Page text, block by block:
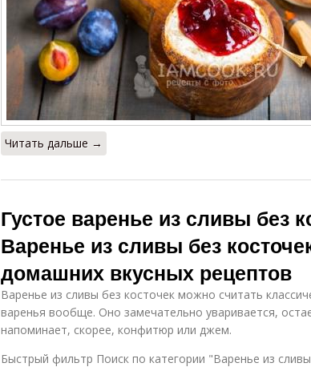
Читать дальше →
Густое варенье из сливы без
Варенье из сливы без
домашних вкусных рецептов
Варенье из сливы без косточек можно считать
варенья вообще. Оно замечательно уваривается,
напоминает, скорее, конфитюр или джем.
Быстрый фильтр Поиск по категории "Варенье из